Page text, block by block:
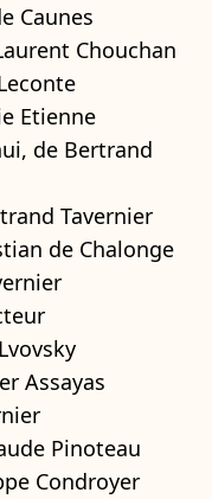
Caunes
Chouchan
Etienne
de Bertrand
Tavernier
de Chalonge
Assayas
Pinoteau
Condroyer